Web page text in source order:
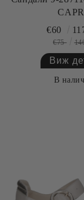
€60
€75
Виж
В